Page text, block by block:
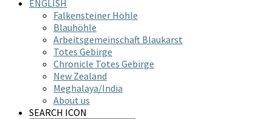
ENGLISH
Falkensteiner Höhle
Blauhöhle
Arbeitsgemeinschaft Blaukarst
Totes Gebirge
Chronicle Totes Gebirge
New Zealand
Meghalaya/India
About us
SEARCH ICON